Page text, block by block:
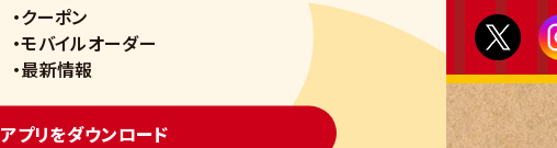
会社概要 採用情報
・クーポン
・モバイルオーダー
・最新情報
アプリをダウンロード